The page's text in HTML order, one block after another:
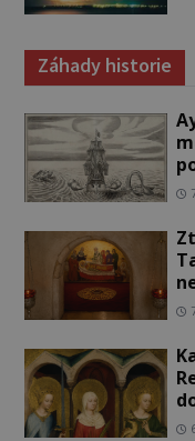
Záhady historie